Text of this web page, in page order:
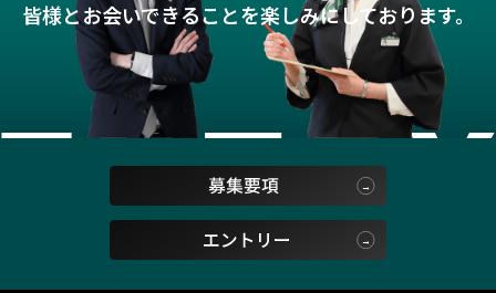
皆様とお会いできることを楽しみにしております。